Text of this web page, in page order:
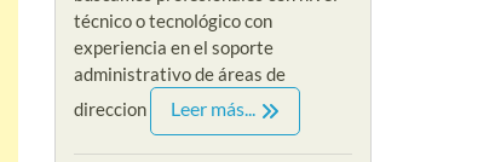
técnico o tecnológico con
experiencia en el soporte
administrativo de áreas de
direccion
Leer más...